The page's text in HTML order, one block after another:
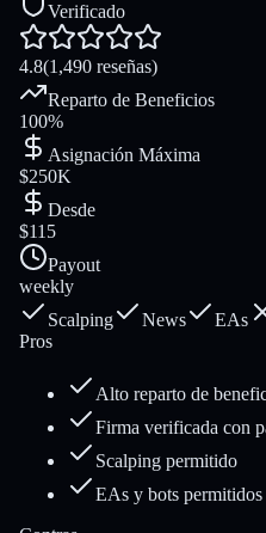
Verificado
4.8(1,490 reseñas)
Reparto de Beneficios
100%
Asignación Máxima
$250K
Desde
$115
Payout
weekly
Scalping
News EAs
Pros
Alto reparto de
Firma verificada con
Scalping permitido
EAs y bots permitidos